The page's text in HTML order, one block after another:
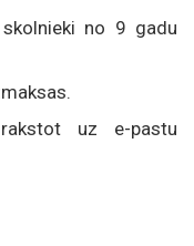
no 9 gadu
uz e-pastu